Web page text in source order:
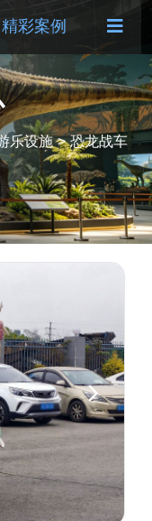
精彩案例
乐设施 > 恐龙战车